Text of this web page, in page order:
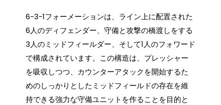
6-3-1フォーメーションは、ライン上に配置された
6人のディフェンダー、守備と攻撃の橋渡しをする
3人のミッドフィールダー、そして1人のフォワード
で構成されています。この構造は、プレッシャー
を吸収しつつ、カウンターアタックを開始するた
めのしっかりとしたミッドフィールドの存在を維
持できる強力な守備ユニットを作ることを目的と